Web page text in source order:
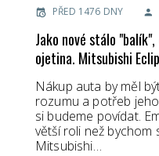
PŘED 1476 DNY
Jako nové stálo
ojetina. Mitsubishi
Nákup auta by měl
rozumu a potřeb
si budeme povídat.
větší roli než bychom
Mitsubishi…